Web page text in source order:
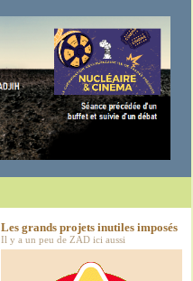
Les grands projets inutiles imposés
Il y a un peu de ZAD ici aussi